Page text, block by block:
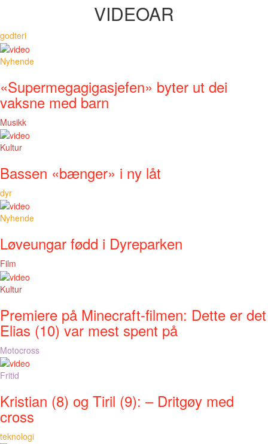
VIDEOAR
godteri
Nyhende
«Supermegagigasjefen» byter ut dei
vaksne med barn
Musikk
Kultur
Bassen «bænger» i ny låt
dyr
Nyhende
Løveungar fødd i Dyreparken
Film
Kultur
Premiere på Minecraft-filmen: Dette er det
Elias (10) var mest spent på
Motocross
Fritid
Kristian (8) og Tiril (9): – Dritgøy med
cross
teknologi